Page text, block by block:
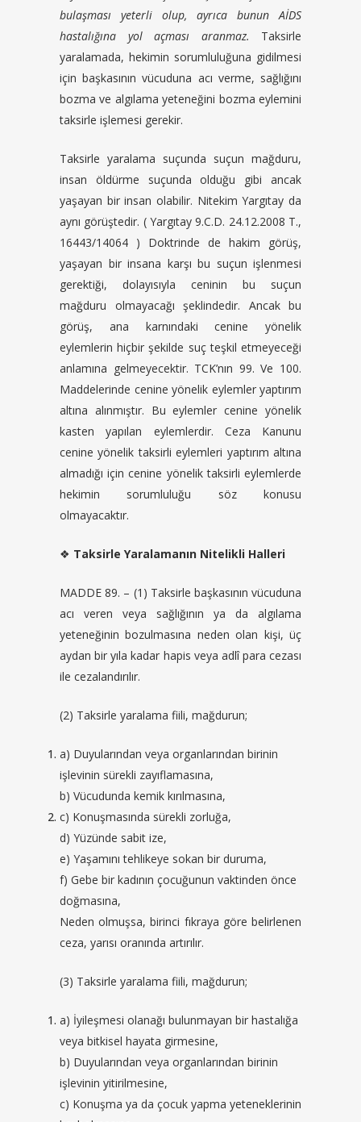
bulaşması yeterli olup, ayrıca bunun AİDS
hastalığına yol açması aranmaz. Taksirle
yaralamada, hekimin sorumluluğuna gidilmesi
için başkasının vücuduna acı verme, sağlığını
bozma ve algılama yeteneğini bozma eylemini
taksirle işlemesi gerekir.
Taksirle yaralama suçunda suçun mağduru,
insan öldürme suçunda olduğu gibi ancak
yaşayan bir insan olabilir. Nitekim Yargıtay da
aynı görüştedir. ( Yargıtay 9.C.D. 24.12.2008 T.,
16443/14064 ) Doktrinde de hakim görüş,
yaşayan bir insana karşı bu suçun işlenmesi
gerektiği, dolayısıyla ceninin bu suçun
mağduru olmayacağı şeklindedir. Ancak bu
görüş, ana karnındaki cenine yönelik
eylemlerin hiçbir şekilde suç teşkil etmeyeceği
anlamına gelmeyecektir. TCK’nın 99. Ve 100.
Maddelerinde cenine yönelik eylemler yaptırım
altına alınmıştır. Bu eylemler cenine yönelik
kasten yapılan eylemlerdir. Ceza Kanunu
cenine yönelik taksirli eylemleri yaptırım altına
almadığı için cenine yönelik taksirli eylemlerde
hekimin sorumluluğu söz konusu
olmayacaktır.
❖ Taksirle Yaralamanın Nitelikli Halleri
MADDE 89. – (1) Taksirle başkasının vücuduna
acı veren veya sağlığının ya da algılama
yeteneğinin bozulmasına neden olan kişi, üç
aydan bir yıla kadar hapis veya adlî para cezası
ile cezalandırılır.
(2) Taksirle yaralama fiili, mağdurun;
a) Duyularından veya organlarından birinin
işlevinin sürekli zayıflamasına,
b) Vücudunda kemik kırılmasına,
c) Konuşmasında sürekli zorluğa,
d) Yüzünde sabit ize,
e) Yaşamını tehlikeye sokan bir duruma,
f) Gebe bir kadının çocuğunun vaktinden önce
doğmasına,
Neden olmuşsa, birinci fıkraya göre belirlenen
ceza, yarısı oranında artırılır.
(3) Taksirle yaralama fiili, mağdurun;
a) İyileşmesi olanağı bulunmayan bir hastalığa
veya bitkisel hayata girmesine,
b) Duyularından veya organlarından birinin
işlevinin yitirilmesine,
c) Konuşma ya da çocuk yapma yeteneklerinin